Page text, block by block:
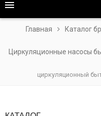
Главная Каталог
Циркуляционные насосы
циркуляционный